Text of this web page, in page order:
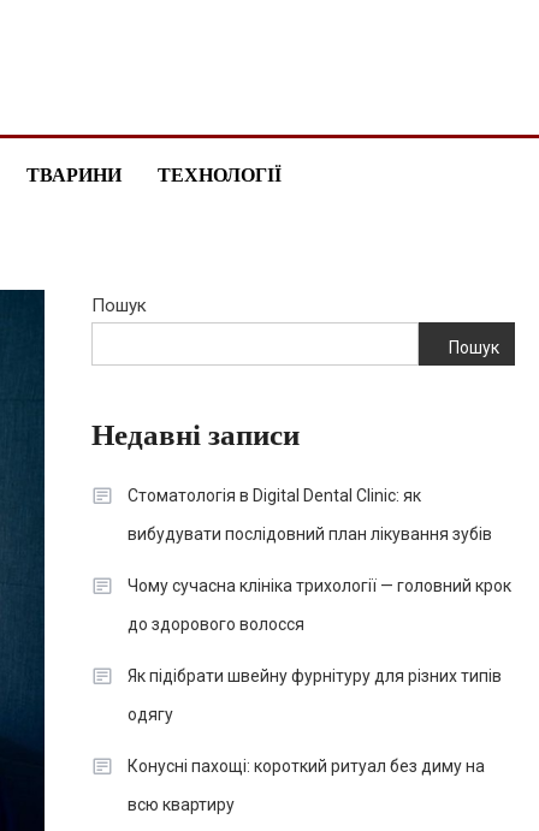
ТВАРИНИ ТЕХНОЛОГІЇ
Пошук
Пошук
Недавні записи
Стоматологія в Digital Dental Clinic: як
вибудувати послідовний план лікування зубів
Чому сучасна клініка трихології — головний крок
до здорового волосся
Як підібрати швейну фурнітуру для різних типів
одягу
Конусні пахощі: короткий ритуал без диму на
всю квартиру